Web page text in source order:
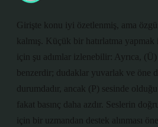
Girişte konu iyi özetlenmiş, ama
kalmış. Küçük bir hatırlatma yapmak
için şu adımlar izlenebilir: Ayrıca,
benzerdir; dudaklar yuvarlak ve öne
durumdadır, ancak (P) sesinde olduğu
fakat basınç daha azdır. Seslerin
için bir uzmandan destek alınması